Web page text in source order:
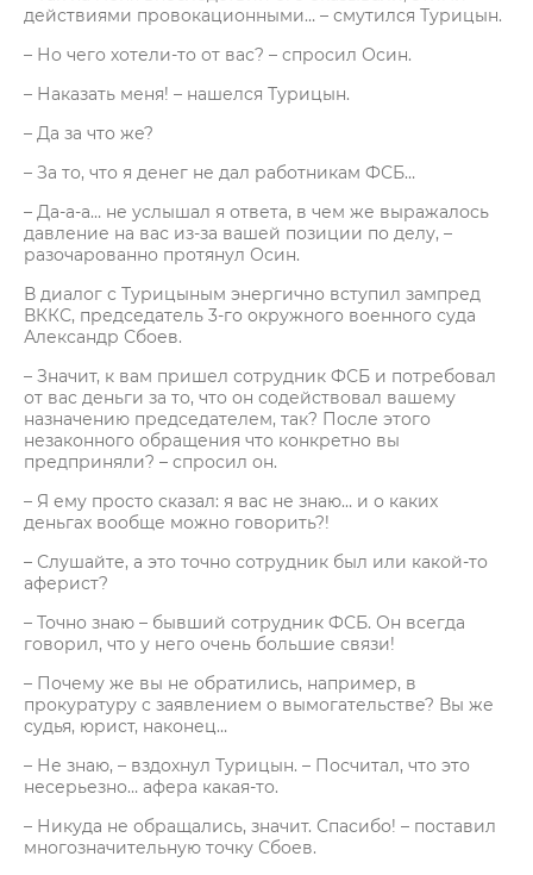
действиями провокационными… – смутился Турицын.
– Но чего хотели-то от вас? – спросил Осин.
– Наказать меня! – нашелся Турицын.
– Да за что же?
– За то, что я денег не дал работникам ФСБ…
– Да-а-а… не услышал я ответа, в чем же выражалось
давление на вас из-за вашей позиции по делу, –
разочарованно протянул Осин.
В диалог с Турицыным энергично вступил зампред
ВККС, председатель 3-го окружного военного суда
Александр Сбоев.
– Значит, к вам пришел сотрудник ФСБ и потребовал
от вас деньги за то, что он содействовал вашему
назначению председателем, так? После этого
незаконного обращения что конкретно вы
предприняли? – спросил он.
– Я ему просто сказал: я вас не знаю… и о каких
деньгах вообще можно говорить?!
– Слушайте, а это точно сотрудник был или какой-то
аферист?
– Точно знаю – бывший сотрудник ФСБ. Он всегда
говорил, что у него очень большие связи!
– Почему же вы не обратились, например, в
прокуратуру с заявлением о вымогательстве? Вы же
судья, юрист, наконец…
– Не знаю, – вздохнул Турицын. – Посчитал, что это
несерьезно… афера какая-то.
– Никуда не обращались, значит. Спасибо! – поставил
многозначительную точку Сбоев.